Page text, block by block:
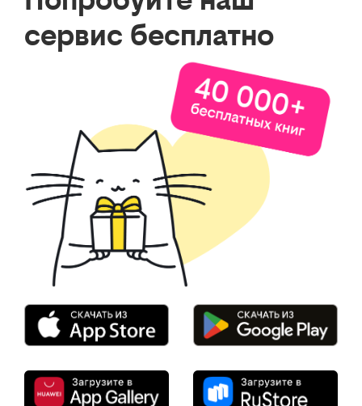
сервис бесплатно